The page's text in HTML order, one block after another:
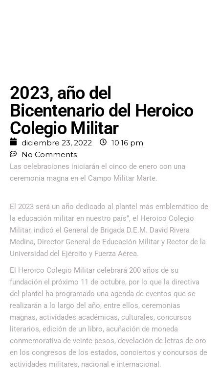
2023, año del
Bicentenario del Heroico
Colegio Militar
diciembre 23, 2022
10:16 pm
No Comments
Las celebraciones iniciarán el cinco de enero con una
ceremonia magna en el Campo Militar Marte.
El 2023 será un año dedicado al plantel más emblemático de
la educación militar en nuestro país”, el Heroico Colegio
Militar, indicó el General de Brigada D.E.M. David Rivera
Medina, Director General de Educación Militar y Rector de la
Universidad del Ejército y Fuerza Aérea.
El Heroico Colegio Militar celebrará 200 años de su
fundación el próximo 11 de octubre, por lo que la directiva
del plantel ha programado una agenda de eventos que se
realizarán a lo largo del año, entre ellos, ceremonias
magnas, actividades académicas, culturales, concursos
literarios, edición de un libro, acuñación de moneda
conmemorativa de veinte pesos, develación de letras de oro
en los congresos de los estados, conciertos y concursos de
actividades militares, nacional e internacional.